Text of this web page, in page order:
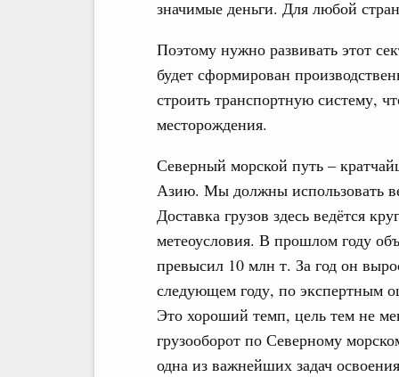
значимые деньги. Для любой
Поэтому нужно развивать этот
будет сформирован
строить транспортную систему,
месторождения.
Северный морской путь –
Азию. Мы должны использовать
Доставка грузов здесь ведётся
метеоусловия. В прошлом году
превысил 10 млн т. За год он
следующем году, по экспертным
Это хороший темп, цель тем не
грузооборот по Северному
одна из важнейших задач